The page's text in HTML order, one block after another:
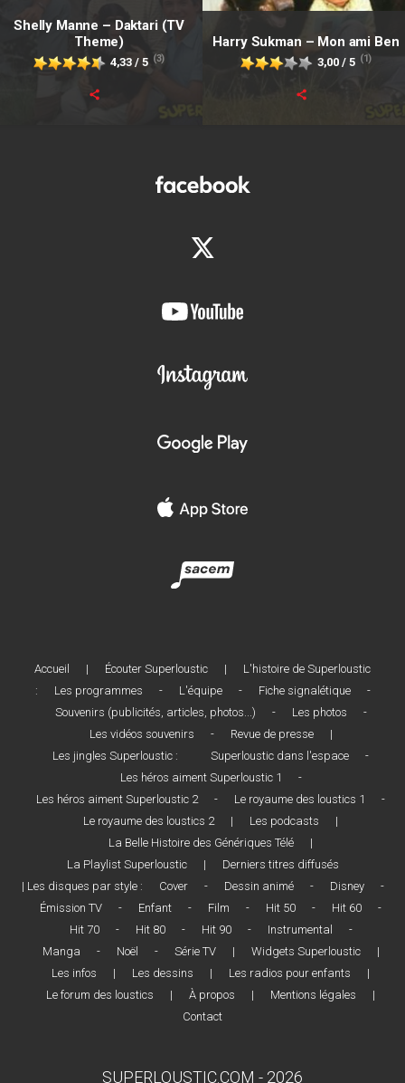
Shelly Manne – Daktari (TV
Theme)
4,33 / 5 (3)
Harry Sukman – Mon ami Ben
3,00 / 5 (1)
Accueil | Écouter Superloustic |
L'histoire de Superloustic
:
Les programmes - L'équipe - Fiche signalétique
-
Souvenirs (publicités, articles, photos...)
- Les photos
-
Les vidéos souvenirs
- Revue de presse
|
Les jingles Superloustic :
Superloustic dans l'espace
-
Les héros aiment Superloustic 1
-
Les héros aiment Superloustic 2
- Le royaume des loustics 1
-
Le royaume des loustics 2
| Les podcasts
|
La Belle Histoire des Génériques Télé
|
La Playlist Superloustic
|
Derniers titres diffusés
| Les disques par style :
Cover - Dessin animé - Disney
-
Émission TV
- Enfant - Film - Hit 50 - Hit 60
-
Hit 70
- Hit 80 - Hit 90 - Instrumental
-
Manga
- Noël - Série TV | Widgets Superloustic
|
Les infos
| Les dessins | Les radios pour enfants
|
Le forum des loustics
| À propos | Mentions légales
|
Contact
SUPERLOUSTIC.COM - 2026